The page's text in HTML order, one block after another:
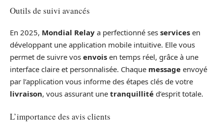
Outils de suivi avancés
En 2025, Mondial Relay a perfectionné ses services en
développant une application mobile intuitive. Elle vous
permet de suivre vos envois en temps réel, grâce à une
interface claire et personnalisée. Chaque message envoyé
par l’application vous informe des étapes clés de votre
livraison, vous assurant une tranquillité d’esprit totale.
L’importance des avis clients